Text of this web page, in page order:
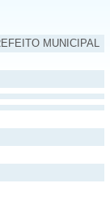
MUNICIPAL